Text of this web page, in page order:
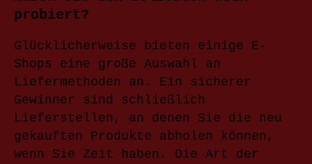
probiert?
Glücklicherweise bieten einige E-
Shops eine große Auswahl an
Liefermethoden an. Ein sicherer
Gewinner sind schließlich
Lieferstellen, an denen Sie die neu
gekauften Produkte abholen können,
wenn Sie Zeit haben. Die Art der